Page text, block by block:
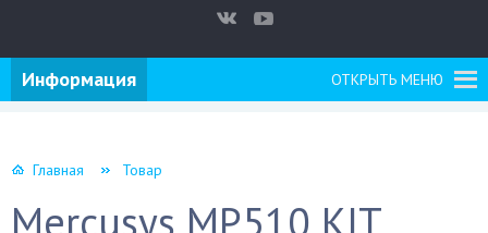
ОТКРЫТЬ МЕНЮ
Информация
Главная Товар
Mercusys MP510 KIT